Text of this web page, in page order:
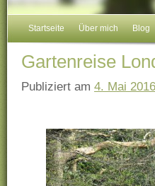
Startseite Über mich Blog
Gartenreise
Publiziert am 4. Mai 2016